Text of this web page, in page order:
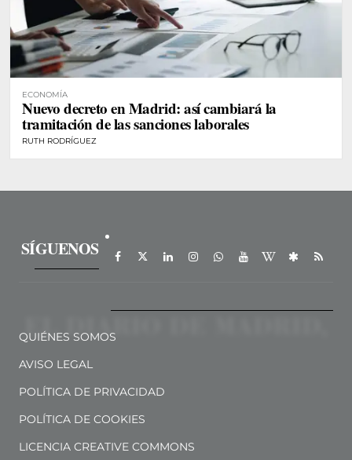
ECONOMÍA
Nuevo decreto en Madrid: así cambiará la
tramitación de las sanciones laborales
RUTH RODRÍGUEZ
SÍGUENOS
QUIÉNES SOMOS
AVISO LEGAL
POLÍTICA DE PRIVACIDAD
POLÍTICA DE COOKIES
LICENCIA CREATIVE COMMONS